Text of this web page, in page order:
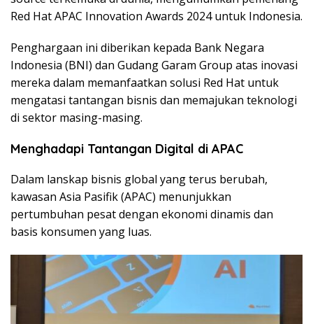
Red Hat APAC Innovation Awards 2024 untuk Indonesia.
Penghargaan ini diberikan kepada Bank Negara
Indonesia (BNI) dan Gudang Garam Group atas inovasi
mereka dalam memanfaatkan solusi Red Hat untuk
mengatasi tantangan bisnis dan memajukan teknologi
di sektor masing-masing.
Menghadapi Tantangan Digital di APAC
Dalam lanskap bisnis global yang terus berubah,
kawasan Asia Pasifik (APAC) menunjukkan
pertumbuhan pesat dengan ekonomi dinamis dan
basis konsumen yang luas.